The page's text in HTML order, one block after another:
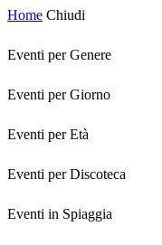
Home Chiudi
Eventi per Genere
Eventi per Giorno
Eventi per Età
Eventi per Discoteca
Eventi in Spiaggia